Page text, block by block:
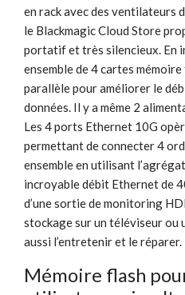
en rack avec des ventilateurs
le Blackmagic Cloud Store
portatif et très silencieux. En
ensemble de 4 cartes
parallèle pour améliorer le
données. Il y a même 2
Les 4 ports Ethernet 10G
permettant de connecter 4
ensemble en utilisant
incroyable débit Ethernet de
d’une sortie de monitoring
stockage sur un téléviseur ou
aussi l’entretenir et le réparer.
Mémoire flash